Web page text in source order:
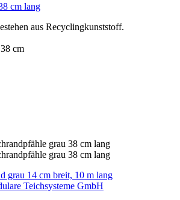
cm lang
aus Recyclingkunststoff.
cm